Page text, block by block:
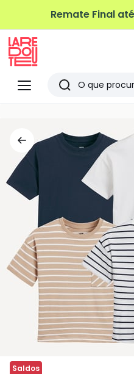
Remate Final
Menu
Redoute
Pesquisar
vistos
Saldos